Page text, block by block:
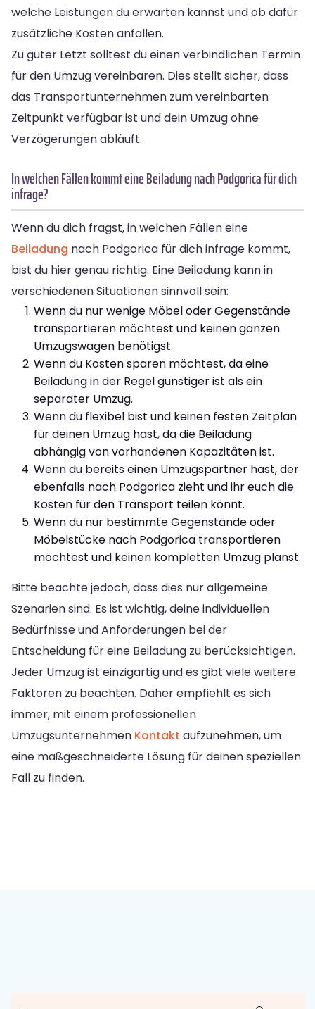
welche Leistungen du erwarten kannst und ob dafür
zusätzliche Kosten anfallen.
Zu guter Letzt solltest du einen verbindlichen Termin
für den Umzug vereinbaren. Dies stellt sicher, dass
das Transportunternehmen zum vereinbarten
Zeitpunkt verfügbar ist und dein Umzug ohne
Verzögerungen abläuft.
In welchen Fällen kommt eine Beiladung nach Podgorica für dich
infrage?
Wenn du dich fragst, in welchen Fällen eine
Beiladung nach Podgorica für dich infrage kommt,
bist du hier genau richtig. Eine Beiladung kann in
verschiedenen Situationen sinnvoll sein:
Wenn du nur wenige Möbel oder Gegenstände
transportieren möchtest und keinen ganzen
Umzugswagen benötigst.
Wenn du Kosten sparen möchtest, da eine
Beiladung in der Regel günstiger ist als ein
separater Umzug.
Wenn du flexibel bist und keinen festen Zeitplan
für deinen Umzug hast, da die Beiladung
abhängig von vorhandenen Kapazitäten ist.
Wenn du bereits einen Umzugspartner hast, der
ebenfalls nach Podgorica zieht und ihr euch die
Kosten für den Transport teilen könnt.
Wenn du nur bestimmte Gegenstände oder
Möbelstücke nach Podgorica transportieren
möchtest und keinen kompletten Umzug planst.
Bitte beachte jedoch, dass dies nur allgemeine
Szenarien sind. Es ist wichtig, deine individuellen
Bedürfnisse und Anforderungen bei der
Entscheidung für eine Beiladung zu berücksichtigen.
Jeder Umzug ist einzigartig und es gibt viele weitere
Faktoren zu beachten. Daher empfiehlt es sich
immer, mit einem professionellen
Umzugsunternehmen Kontakt aufzunehmen, um
eine maßgeschneiderte Lösung für deinen speziellen
Fall zu finden.